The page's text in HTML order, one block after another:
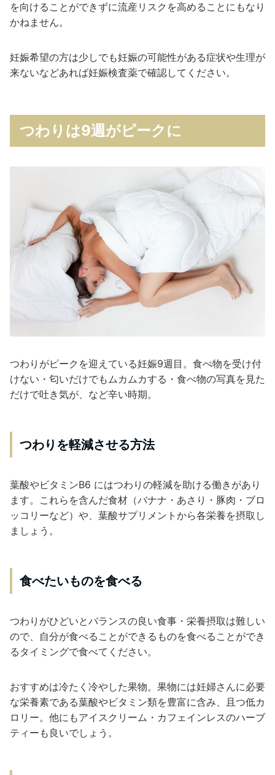
を向けることができずに流産リスクを高めることにもなり
かねません。
妊娠希望の方は少しでも妊娠の可能性がある症状や生理が
来ないなどあれば妊娠検査薬で確認してください。
つわりは9週がピークに
つわりがピークを迎えている妊娠9週目。食べ物を受け付
けない・匂いだけでもムカムカする・食べ物の写真を見た
だけで吐き気が、など辛い時期。
つわりを軽減させる方法
葉酸やビタミンB6 にはつわりの軽減を助ける働きがあり
ます。これらを含んだ食材（バナナ・あさり・豚肉・ブロ
ッコリーなど）や、葉酸サプリメントから各栄養を摂取し
ましょう。
食べたいものを食べる
つわりがひどいとバランスの良い食事・栄養摂取は難しい
ので、自分が食べることができるものを食べることができ
るタイミングで食べてください。
おすすめは冷たく冷やした果物。果物には妊婦さんに必要
な栄養素である葉酸やビタミン類を豊富に含み、且つ低カ
ロリー。他にもアイスクリーム・カフェインレスのハーブ
ティーも良いでしょう。